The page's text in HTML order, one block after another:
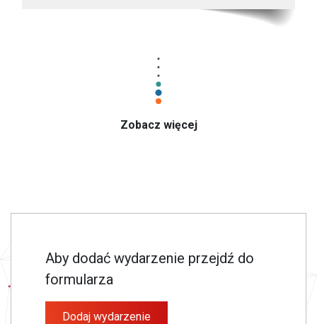
Zobacz więcej
Aby dodać wydarzenie przejdź do
formularza
Dodaj wydarzenie